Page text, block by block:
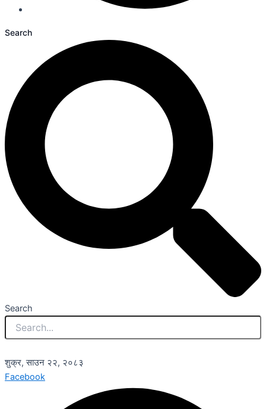
Search
Search
शुक्र, साउन २२, २०८३
Facebook